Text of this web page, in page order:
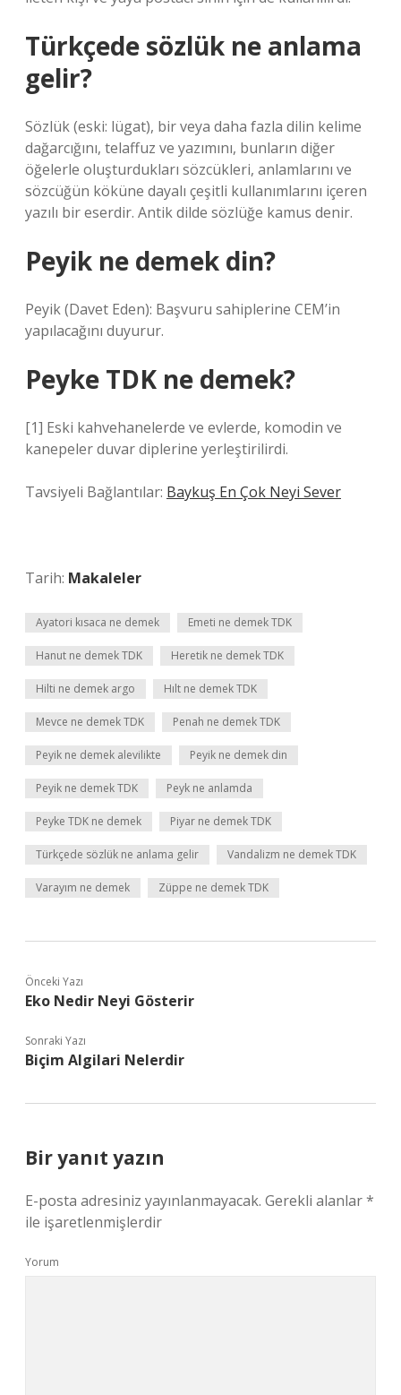
Türkçede sözlük ne anlama
gelir?
Sözlük (eski: lügat), bir veya daha fazla dilin kelime
dağarcığını, telaffuz ve yazımını, bunların diğer
öğelerle oluşturdukları sözcükleri, anlamlarını ve
sözcüğün köküne dayalı çeşitli kullanımlarını içeren
yazılı bir eserdir. Antik dilde sözlüğe kamus denir.
Peyik ne demek din?
Peyik (Davet Eden): Başvuru sahiplerine CEM’in
yapılacağını duyurur.
Peyke TDK ne demek?
[1] Eski kahvehanelerde ve evlerde, komodin ve
kanepeler duvar diplerine yerleştirilirdi.
Tavsiyeli Bağlantılar: Baykuş En Çok Neyi Sever
Tarih: Makaleler
Ayatori kısaca ne demek Emeti ne demek TDK
Hanut ne demek TDK Heretik ne demek TDK
Hilti ne demek argo Hılt ne demek TDK
Mevce ne demek TDK Penah ne demek TDK
Peyik ne demek alevilikte Peyik ne demek din
Peyik ne demek TDK Peyk ne anlamda
Peyke TDK ne demek Piyar ne demek TDK
Türkçede sözlük ne anlama gelir Vandalizm ne demek TDK
Varayım ne demek Züppe ne demek TDK
Önceki Yazı
Eko Nedir Neyi Gösterir
Sonraki Yazı
Biçim Algilari Nelerdir
Bir yanıt yazın
E-posta adresiniz yayınlanmayacak. Gerekli alanlar*
ile işaretlenmişlerdir
Yorum